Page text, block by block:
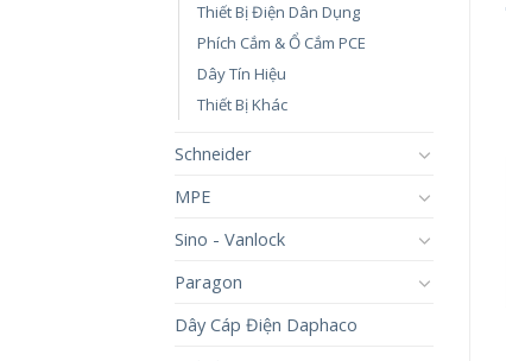
Thiết Bị Điện Dân Dụng
Phích Cắm & Ổ Cắm PCE
Dây Tín Hiệu
Thiết Bị Khác
Schneider
MPE
Sino - Vanlock
Paragon
Dây Cáp Điện Daphaco